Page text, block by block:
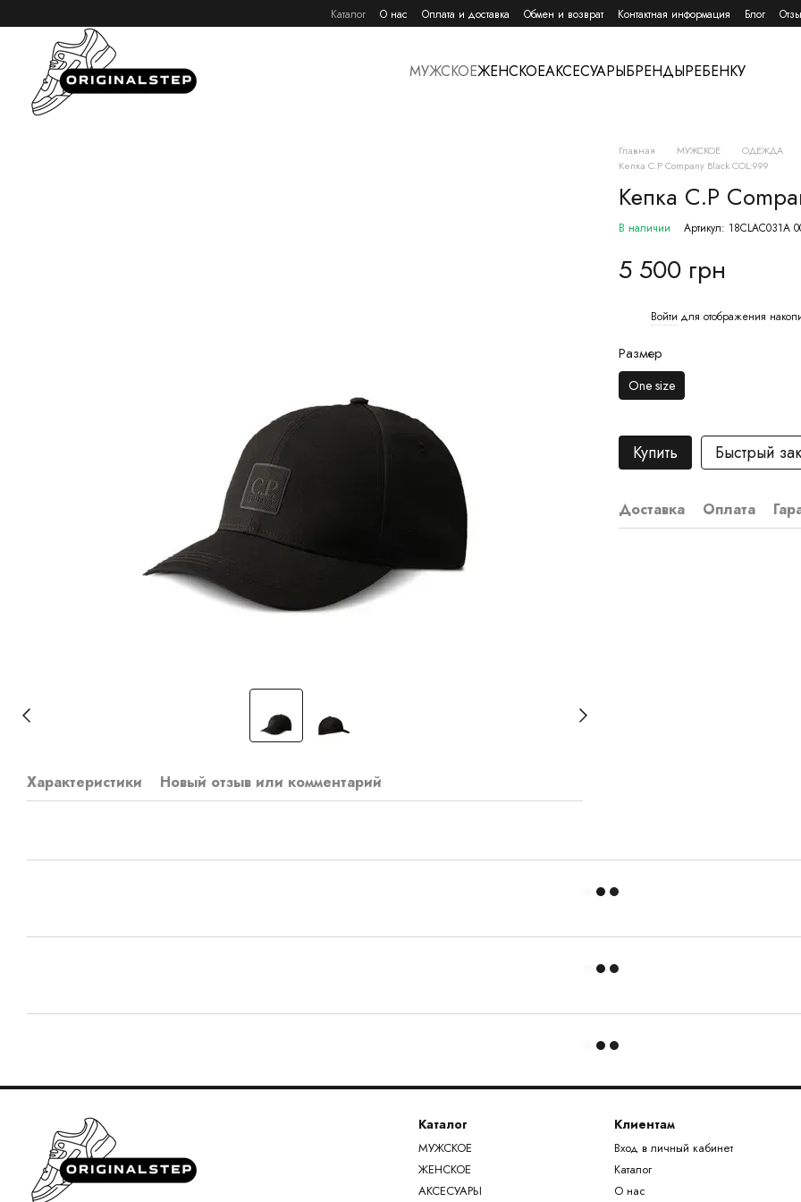
Каталог О нас Оплата и доставка Обмен и возврат Контактная информация Блог
МУЖСКОЕЖЕНСКОЕАКСЕСУАРЫБРЕНДЫРЕБЕНКУ
Характеристики Новый отзыв или комментарий
Главная МУЖСКОЕ ОДЕЖДА
Кепка C.P Company Black COL:999
Кепка C.P
В наличии Артикул: 18CLAC031A
5 500 грн
Войти для отображения
Размер
One size
Купить Быстрый
Доставка Оплата
Каталог
МУЖСКОЕ
ЖЕНСКОЕ
АКСЕСУАРЫ
Клиентам
Вход в личный кабинет
Каталог
О нас